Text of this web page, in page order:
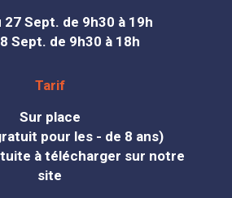
27 Sept. de 9h30 à 19h
Sept. de 9h30 à 18h
Tarif
Sur place
pour les - de 8 ans)
à télécharger sur notre
site